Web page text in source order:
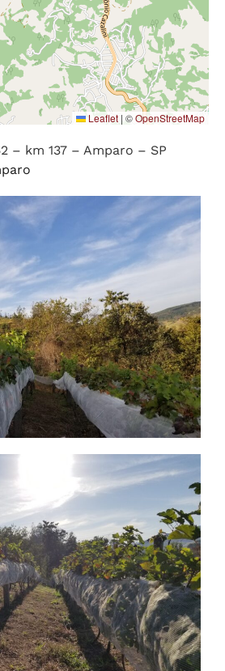
Leaflet | ©OpenStreetMap
– km 137 – Amparo – SP